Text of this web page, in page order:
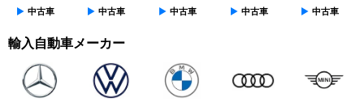
中古車
中古車
中古車
中古車
中古車
輸入自動車メーカー